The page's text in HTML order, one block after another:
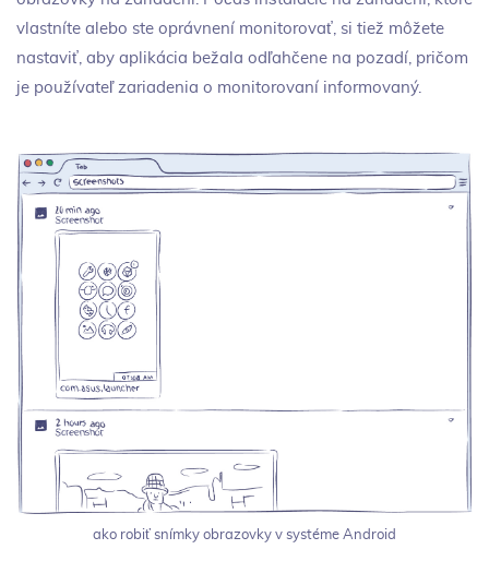
vlastníte alebo ste oprávnení monitorovať, si tiež môžete
nastaviť, aby aplikácia bežala odľahčene na pozadí, pričom
je používateľ zariadenia o monitorovaní informovaný.
ako robiť snímky obrazovky v systéme Android